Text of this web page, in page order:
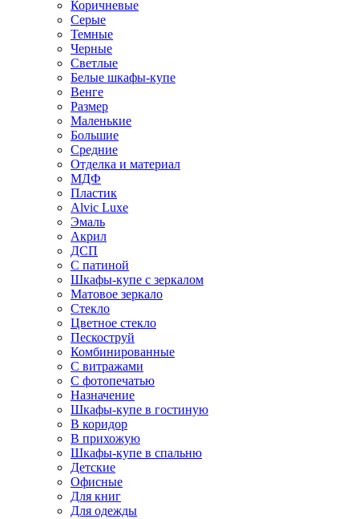
Коричневые
Серые
Темные
Черные
Светлые
Белые шкафы-купе
Венге
Размер
Маленькие
Большие
Средние
Отделка и материал
МДФ
Пластик
Alvic Luxe
Эмаль
Акрил
ДСП
С патиной
Шкафы-купе с зеркалом
Матовое зеркало
Стекло
Цветное стекло
Пескоструй
Комбинированные
С витражами
С фотопечатью
Назначение
Шкафы-купе в гостиную
В коридор
В прихожую
Шкафы-купе в спальню
Детские
Офисные
Для книг
Для одежды